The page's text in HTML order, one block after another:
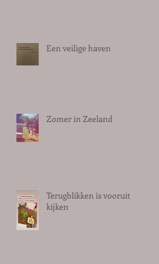
Een veilige haven
Zomer in Zeeland
Terugblikken is vooruit
kijken